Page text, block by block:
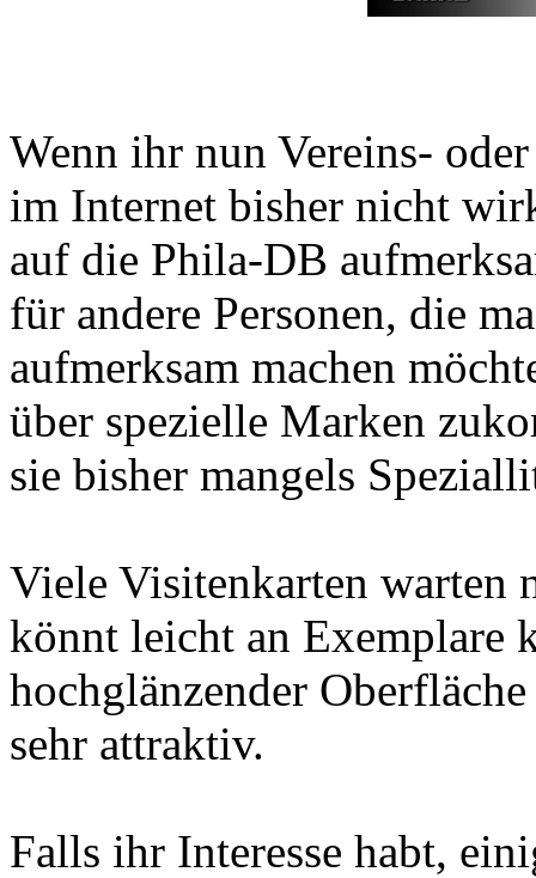
Wenn ihr nun Vereins-
im Internet bisher nicht
auf die Phila-DB
für andere Personen, die
aufmerksam machen
über spezielle Marken
sie bisher mangels
Viele Visitenkarten warten
könnt leicht an Exemplare
hochglänzender
sehr attraktiv.
Falls ihr Interesse habt,